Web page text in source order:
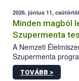
vizsgálaton az is
legkedveltebbnek
2026. június 11,
Minden magból
Szupermenta
A Nemzeti
Szupermenta
körömvirág-
szakemberek 16
TOVÁBB >